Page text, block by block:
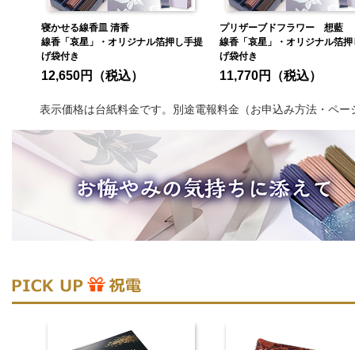
寝かせる線香皿 清香
線香「哀星」・オリジナル箔押し手提
げ袋付き
12,650円（税込）
プリザーブドフラワー 想藍
線香「哀星」・オリジナル箔押
げ袋付き
11,770円（税込）
表示価格は台紙料金です。別途電報料金（お申込み方法・ペ